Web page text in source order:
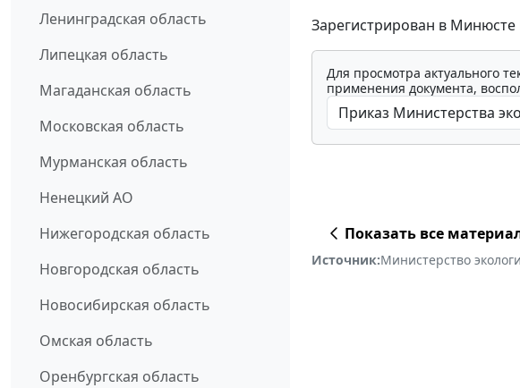
Ленинградская область
Липецкая область
Магаданская область
Московская область
Мурманская область
Ненецкий АО
Нижегородская область
Новгородская область
Новосибирская область
Омская область
Оренбургская область
Зарегистрирован в Минюсте
Для просмотра актуального
применения документа,
Показать все
Источник:Министерство